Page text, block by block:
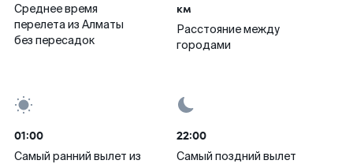
Среднее время
перелета из Алматы
без пересадок
км
Расстояние между
городами
01:00
Самый ранний вылет из
22:00
Самый поздний вылет